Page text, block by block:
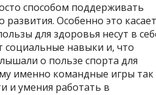
способом поддерживать
Особенно это
для здоровья несут в
навыки и, что
о пользе спорта для
именно командные игры так
и умения работать в